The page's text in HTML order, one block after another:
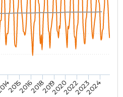
2015 2024
201620182019202020222023